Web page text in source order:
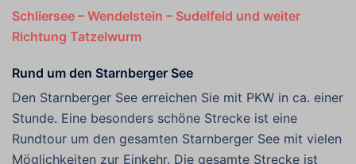
Schliersee – Wendelstein – Sudelfeld und weiter
Richtung Tatzelwurm
Rund um den Starnberger See
Den Starnberger See erreichen Sie mit PKW in ca. einer
Stunde. Eine besonders schöne Strecke ist eine
Rundtour um den gesamten Starnberger See mit vielen
Möglichkeiten zur Einkehr. Die gesamte Strecke ist